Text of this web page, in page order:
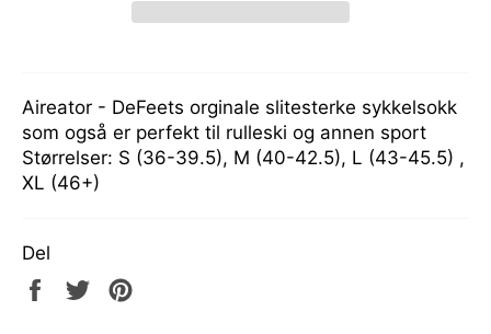
Aireator - DeFeets orginale slitesterke sykkelsokk
som også er perfekt til rulleski og annen sport
Størrelser: S (36-39.5), M (40-42.5), L (43-45.5) ,
XL (46+)
Del
Del
Tweet